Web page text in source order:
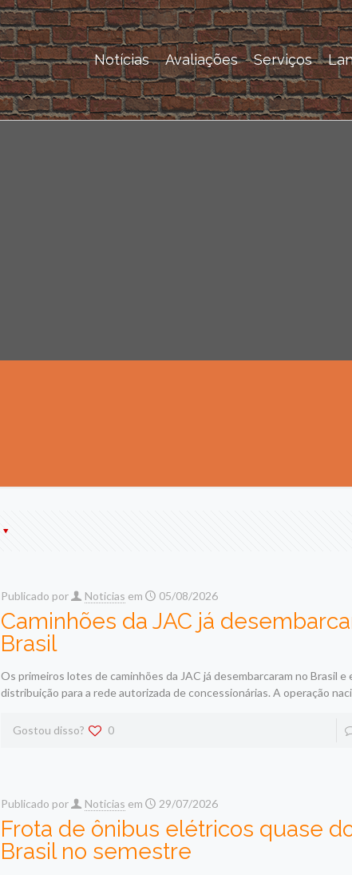
Notícias Avaliações Serviços
Publicado por Noticias em 05/08/2026
Caminhões da JAC já
Brasil
Os primeiros lotes de caminhões da JAC já desembarcaram no Brasil e
distribuição para a rede autorizada de concessionárias. A operação
Gostou disso? 0
Publicado por Noticias em 29/07/2026
Frota de ônibus elétricos quase
Brasil no semestre